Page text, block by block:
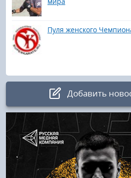
Пуля женского
Добавить
Авторизация
Логин: